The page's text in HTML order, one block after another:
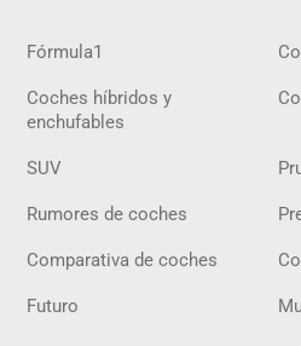
Fórmula1
Coches híbridos y
enchufables
SUV
Rumores de coches
Comparativa de coches
Futuro